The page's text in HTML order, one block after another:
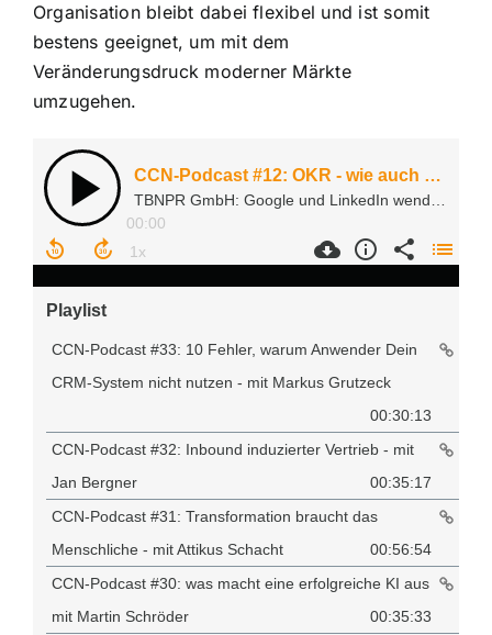
Organisation bleibt dabei flexibel und ist somit
bestens geeignet, um mit dem
Veränderungsdruck moderner Märkte
umzugehen.